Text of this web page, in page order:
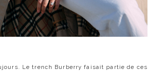
Le trench Burberry faisait partie de ces